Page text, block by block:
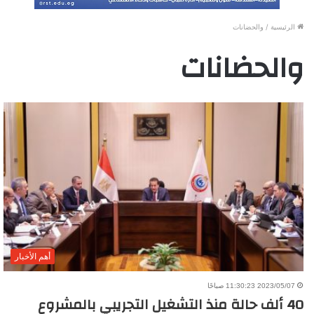
الرئيسية / والحضانات
والحضانات
أهم الأخبار
2023/05/07 11:30:23 صباحًا
40 ألف حالة منذ التشغيل التجريبي بالمشروع